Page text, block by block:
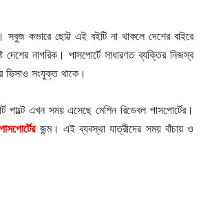
কভারে ছোট্ট এই বইটি না থাকলে দেশের বাইরে
দেশের নাগরিক। পাসপোর্টে সাধারণত ব্যক্তির নিজস্ব
ভিসাও সংযুক্ত থাকে।
এখন সময় এসেছে মেশিন রিডেবল পাসপোর্টের।
জন্ম। এই ব্যবস্থা যাত্রীদের সময় বাঁচায় ও